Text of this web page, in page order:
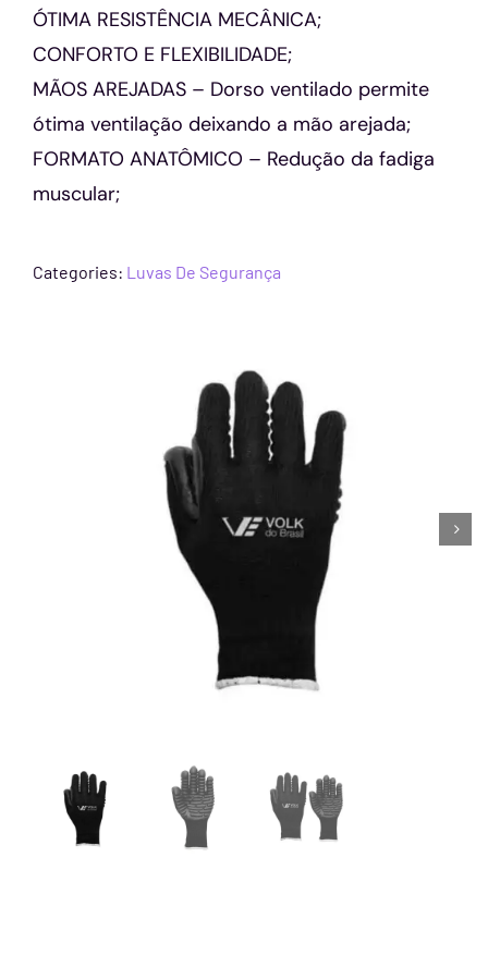
ÓTIMA RESISTÊNCIA MECÂNICA;
CONFORTO E FLEXIBILIDADE;
MÃOS AREJADAS – Dorso ventilado permite
ótima ventilação deixando a mão arejada;
FORMATO ANATÔMICO – Redução da fadiga
muscular;
Categories: Luvas De Segurança